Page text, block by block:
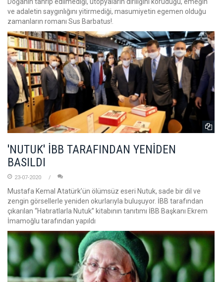
ve adaletin saygınlığını yitirmediği, masumiyetin egemen olduğu
zamanların romanı Sus Barbatus!.
'NUTUK' İBB TARAFINDAN YENİDEN
BASILDI
23-07-2020
Mustafa Kemal Atatürk’ün ölümsüz eseri Nutuk, sade bir dil ve
zengin görsellerle yeniden okurlarıyla buluşuyor. İBB tarafından
çıkarılan “Hatıratlarla Nutuk” kitabının tanıtımı İBB Başkanı Ekrem
İmamoğlu tarafından yapıldı